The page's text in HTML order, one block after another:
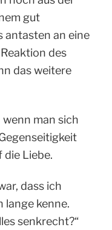
gut
antasten an eine
des
das weitere
man sich
die Liebe.
dass ich
lange kenne.
senkrecht?“